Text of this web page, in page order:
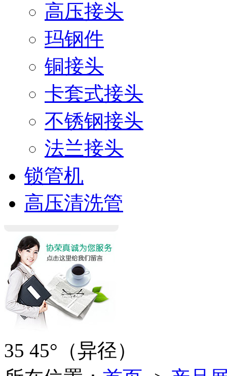
高压接头
玛钢件
铜接头
卡套式接头
不锈钢接头
法兰接头
锁管机
高压清洗管
35 45°（异径）